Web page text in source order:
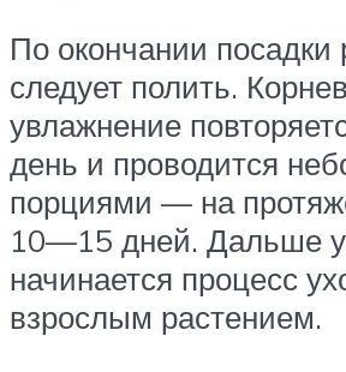
По окончании посадки
следует полить.
увлажнение
день и проводится
порциями — на
10—15 дней. Дальше
начинается процесс
взрослым растением.